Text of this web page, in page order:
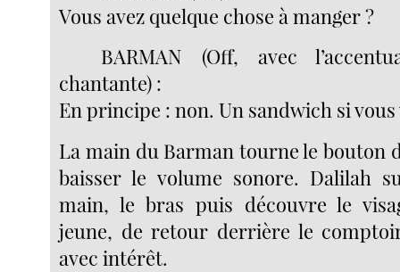
Vous avez quelque chose à manger ?
BARMAN (Off, avec
chantante) :
En principe : non. Un sandwich si
La main du Barman tourne le bouton
baisser le volume sonore. Dalilah
main, le bras puis découvre le
jeune, de retour derrière le
avec intérêt.